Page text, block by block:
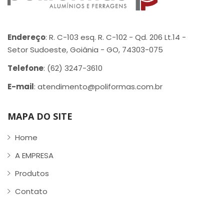
Endereço: R. C-103 esq. R. C-102 - Qd. 206 Lt.14 -
Setor Sudoeste, Goiânia - GO, 74303-075
Telefone: (62) 3247-3610
E-mail: atendimento@poliformas.com.br
MAPA DO SITE
Home
A EMPRESA
Produtos
Contato